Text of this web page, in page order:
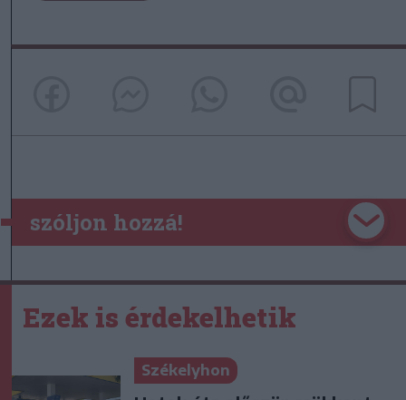
szóljon hozzá!
Ezek is érdekelhetik
Székelyhon